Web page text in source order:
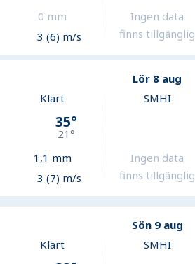
0 mm
3 (6) m/s
Ingen data
finns tillgänglig
Lör 8 aug
Klart
35°
21°
1,1 mm
3 (7) m/s
SMHI
Ingen data
finns tillgänglig
Sön 9 aug
Klart
SMHI